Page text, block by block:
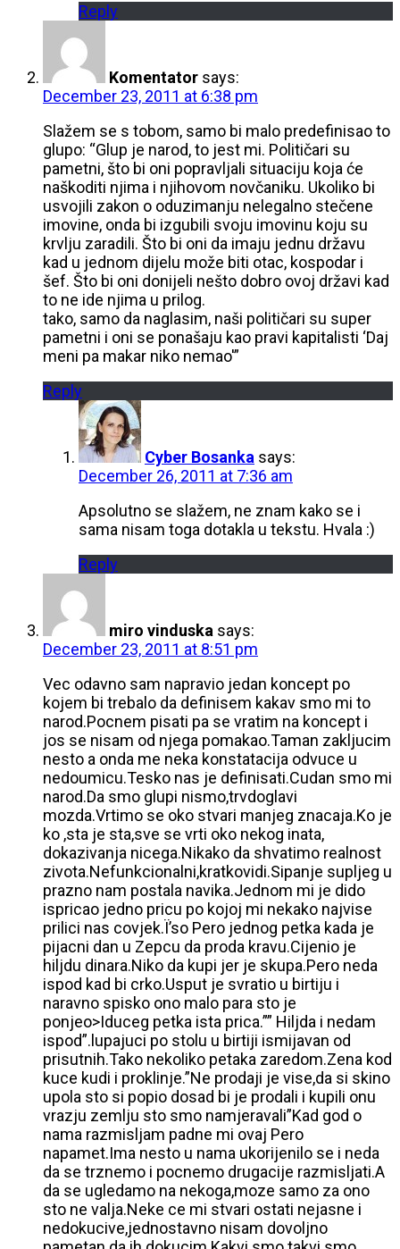
Reply
Komentator says:
December 23, 2011 at 6:38 pm
Slažem se s tobom, samo bi malo predefinisao to
glupo: “Glup je narod, to jest mi. Političari su
pametni, što bi oni popravljali situaciju koja će
naškoditi njima i njihovom novčaniku. Ukoliko bi
usvojili zakon o oduzimanju nelegalno stečene
imovine, onda bi izgubili svoju imovinu koju su
krvlju zaradili. Što bi oni da imaju jednu državu
kad u jednom dijelu može biti otac, kospodar i
šef. Što bi oni donijeli nešto dobro ovoj državi kad
to ne ide njima u prilog.
tako, samo da naglasim, naši političari su super
pametni i oni se ponašaju kao pravi kapitalisti ‘Daj
meni pa makar niko nemao'”
Reply
Cyber Bosanka says:
December 26, 2011 at 7:36 am
Apsolutno se slažem, ne znam kako se i
sama nisam toga dotakla u tekstu. Hvala :)
Reply
miro vinduska says:
December 23, 2011 at 8:51 pm
Vec odavno sam napravio jedan koncept po
kojem bi trebalo da definisem kakav smo mi to
narod.Pocnem pisati pa se vratim na koncept i
jos se nisam od njega pomakao.Taman zakljucim
nesto a onda me neka konstatacija odvuce u
nedoumicu.Tesko nas je definisati.Cudan smo mi
narod.Da smo glupi nismo,trvdoglavi
mozda.Vrtimo se oko stvari manjeg znacaja.Ko je
ko ,sta je sta,sve se vrti oko nekog inata,
dokazivanja nicega.Nikako da shvatimo realnost
zivota.Nefunkcionalni,kratkovidi.Sipanje supljeg u
prazno nam postala navika.Jednom mi je dido
ispricao jedno pricu po kojoj mi nekako najvise
prilici nas covjek.Ï’so Pero jednog petka kada je
pijacni dan u Zepcu da proda kravu.Cijenio je
hiljdu dinara.Niko da kupi jer je skupa.Pero neda
ispod kad bi crko.Usput je svratio u birtiju i
naravno spisko ono malo para sto je
ponjeo>Iduceg petka ista prica.”” Hiljda i nedam
ispod”.lupajuci po stolu u birtiji ismijavan od
prisutnih.Tako nekoliko petaka zaredom.Zena kod
kuce kudi i proklinje.”Ne prodaji je vise,da si skino
upola sto si popio dosad bi je prodali i kupili onu
vrazju zemlju sto smo namjeravali”Kad god o
nama razmisljam padne mi ovaj Pero
napamet.Ima nesto u nama ukorijenilo se i neda
da se trznemo i pocnemo drugacije razmisljati.A
da se ugledamo na nekoga,moze samo za ono
sto ne valja.Neke ce mi stvari ostati nejasne i
nedokucive,jednostavno nisam dovoljno